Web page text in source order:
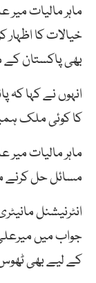
ماہر مالیات
خیالات کا
بھی پاکستان
انہوں نے کہا کہ
کا کوئی ملک
ماہر مالیات
مسائل حل
انٹرنیشنل
جواب میں
کے لیے بھی